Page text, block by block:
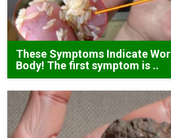
These Symptoms Indicate
Body! The first symptom is ..